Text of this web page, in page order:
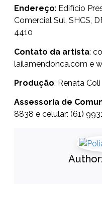
Endereço: Edifício
Comercial Sul, SHCS,
4410
Contato da artista:
lailamendonca.com e
Produção: Renata Coli
Assessoria de
8838 e celular: (61)
Author: